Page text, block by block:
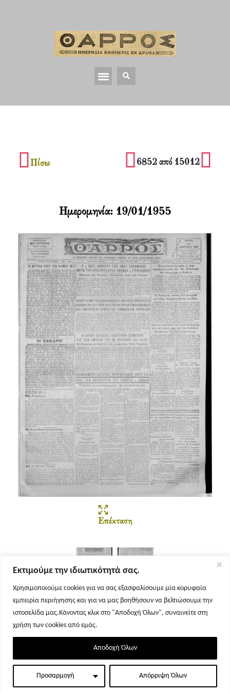
Εκτιμούμε την ιδιωτικότητά σας.
Χρησιμοποιούμε cookies για να σας εξασφαλίσουμε μία κορυφαία
εμπειρία περιήγησης και για να μας βοηθήσουν να βελτιώσουμε την
ιστοσελίδα μας.Κάνοντας κλικ στο "Αποδοχή Όλων", συναινείτε στη
χρήση των cookies από εμάς.
Προσαρμογή Απόρριψη Όλων
Αποδοχή Όλων
Πίσω 6852 από 15012
Επέκταση
Σελίδα 1 Σελίδα 2
Ημερομηνία: 19/01/1955